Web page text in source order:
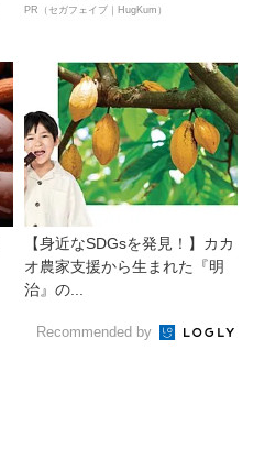
PR（セガフェイブ｜HugKum）
【身近なSDGsを発見！】カカ
オ農家支援から生まれた『明
治』の...
Recommended by